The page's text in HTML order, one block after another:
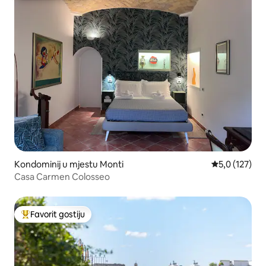
Kondominij u mjestu Monti Prosječna
5,0 (127)
Casa Carmen Colosseo
Glavni favorit gostiju
Favorit gostiju